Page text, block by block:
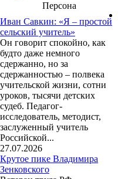
Персона
Иван Савкин: «Я – простой
сельский учитель»
Он говорит спокойно, как
будто даже немного
сдержанно, но за
сдержанностью – полвека
учительской жизни, сотни
уроков, тысячи детских
судеб. Педагог-
исследователь, методист,
заслуженный учитель
Российской...
27.07.2026
Крутое пике Владимира
Зенковского